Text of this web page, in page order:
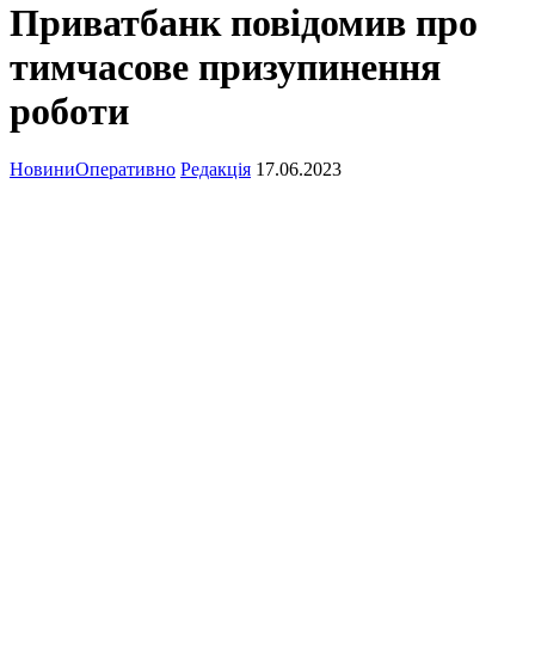
Приватбанк повідомив про
тимчасове призупинення
роботи
НовиниОперативно Редакція 17.06.2023